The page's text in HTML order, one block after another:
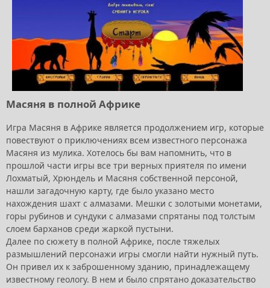
Масяня в полной Африке
Игра Масяня в Африке является продолжением игр, которые
повествуют о приключениях всем известного персонажа
Масяня из мулика. Хотелось бы вам напомнить, что в
прошлой части игры все три верных приятеля по имени
Лохматый, Хрюндель и Масяня собственной персоной,
нашли загадочную карту, где было указано место
нахождения шахт с алмазами. Мешки с золотыми монетами,
горы рубинов и сундуки с алмазами спрятаны под толстым
слоем барханов среди жаркой пустыни.
Далее по сюжету в полной Африке, после тяжелых
размышлений персонажи игры смогли найти нужный путь.
Он привел их к заброшенному зданию, принадлежащему
известному геологу. В нем и было спрятано доказательство